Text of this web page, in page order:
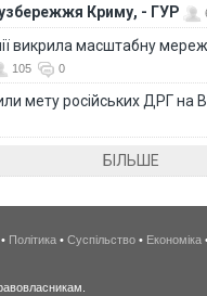
Криму, - ГУР
викрила масштабну
105 0
мету російських ДРГ на
БІЛЬШЕ
• Політика • Суспільство • Економіка